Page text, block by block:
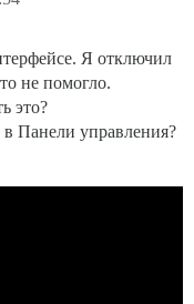
Я отключил
не помогло.
это?
в Панели управления?